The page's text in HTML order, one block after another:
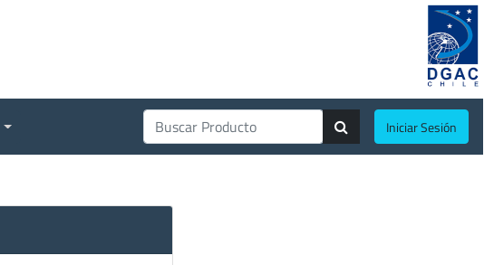
Iniciar Sesión